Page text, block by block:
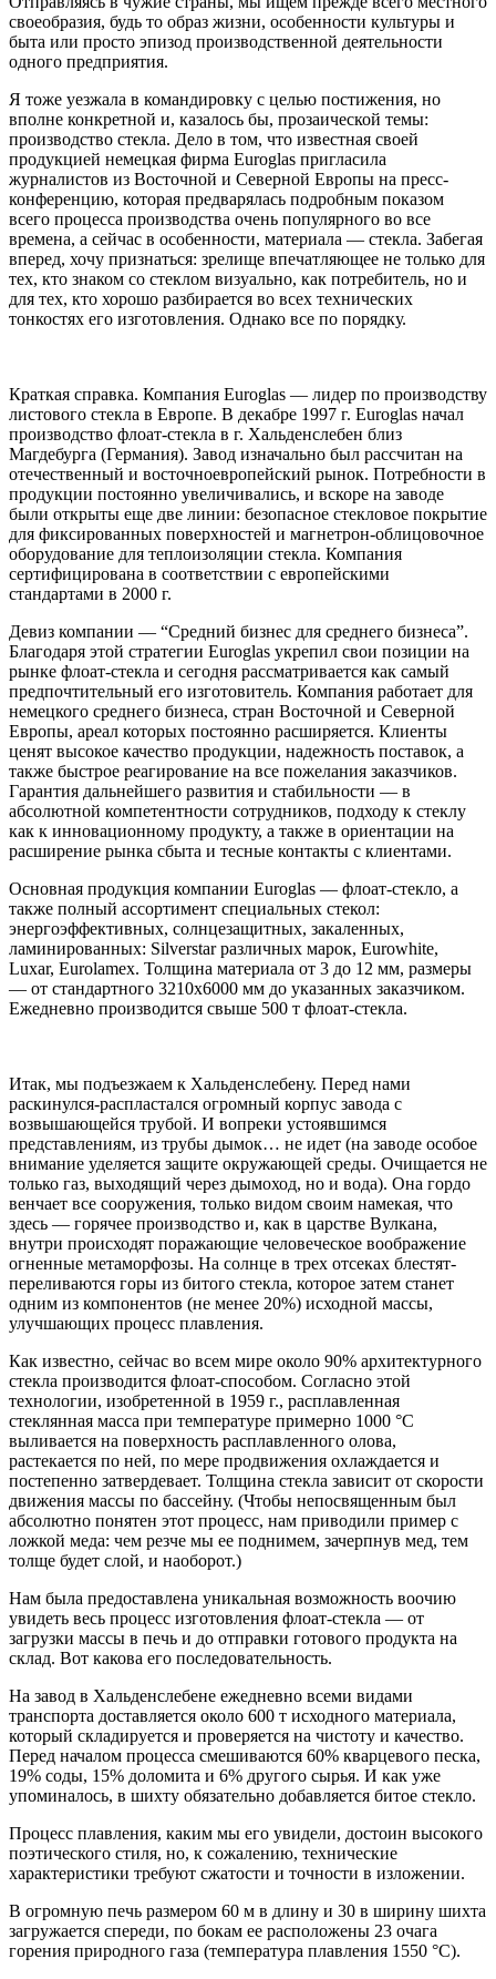
своеобразия, будь то образ жизни, особенности культуры и
быта или просто эпизод производственной деятельности
одного предприятия.
Я тоже уезжала в командировку с целью постижения, но
вполне конкретной и, казалось бы, прозаической темы:
производство стекла. Дело в том, что известная своей
продукцией немецкая фирма Euroglas пригласила
журналистов из Восточной и Северной Европы на пресс-
конференцию, которая предварялась подробным показом
всего процесса производства очень популярного во все
времена, а сейчас в особенности, материала — стекла. Забегая
вперед, хочу признаться: зрелище впечатляющее не только для
тех, кто знаком со стеклом визуально, как потребитель, но и
для тех, кто хорошо разбирается во всех технических
тонкостях его изготовления. Однако все по порядку.
Краткая справка. Компания Euroglas — лидер по производству
листового стекла в Европе. В декабре 1997 г. Euroglas начал
производство флоат-стекла в г. Хальденслебен близ
Магдебурга (Германия). Завод изначально был рассчитан на
отечественный и восточноевропейский рынок. Потребности в
продукции постоянно увеличивались, и вскоре на заводе
были открыты еще две линии: безопасное стекловое покрытие
для фиксированных поверхностей и магнетрон-облицовочное
оборудование для теплоизоляции стекла. Компания
сертифицирована в соответствии с европейскими
стандартами в 2000 г.
Девиз компании — “Средний бизнес для среднего бизнеса”.
Благодаря этой стратегии Euroglas укрепил свои позиции на
рынке флоат-стекла и сегодня рассматривается как самый
предпочтительный его изготовитель. Компания работает для
немецкого среднего бизнеса, стран Восточной и Северной
Европы, ареал которых постоянно расширяется. Клиенты
ценят высокое качество продукции, надежность поставок, а
также быстрое реагирование на все пожелания заказчиков.
Гарантия дальнейшего развития и стабильности — в
абсолютной компетентности сотрудников, подходу к стеклу
как к инновационному продукту, а также в ориентации на
расширение рынка сбыта и тесные контакты с клиентами.
Основная продукция компании Euroglas — флоат-стекло, а
также полный ассортимент специальных стекол:
энергоэффективных, солнцезащитных, закаленных,
ламинированных: Silverstar различных марок, Eurowhite,
Luxar, Eurolamex. Толщина материала от 3 до 12 мм, размеры
— от стандартного 3210х6000 мм до указанных заказчиком.
Ежедневно производится свыше 500 т флоат-стекла.
Итак, мы подъезжаем к Хальденслебену. Перед нами
раскинулся-распластался огромный корпус завода с
возвышающейся трубой. И вопреки устоявшимся
представлениям, из трубы дымок… не идет (на заводе особое
внимание уделяется защите окружающей среды. Очищается не
только газ, выходящий через дымоход, но и вода). Она гордо
венчает все сооружения, только видом своим намекая, что
здесь — горячее производство и, как в царстве Вулкана,
внутри происходят поражающие человеческое воображение
огненные метаморфозы. На солнце в трех отсеках блестят-
переливаются горы из битого стекла, которое затем станет
одним из компонентов (не менее 20%) исходной массы,
улучшающих процесс плавления.
Как известно, сейчас во всем мире около 90% архитектурного
стекла производится флоат-способом. Согласно этой
технологии, изобретенной в 1959 г., расплавленная
стеклянная масса при температуре примерно 1000 °С
выливается на поверхность расплавленного олова,
растекается по ней, по мере продвижения охлаждается и
постепенно затвердевает. Толщина стекла зависит от скорости
движения массы по бассейну. (Чтобы непосвященным был
абсолютно понятен этот процесс, нам приводили пример с
ложкой меда: чем резче мы ее поднимем, зачерпнув мед, тем
толще будет слой, и наоборот.)
Нам была предоставлена уникальная возможность воочию
увидеть весь процесс изготовления флоат-стекла — от
загрузки массы в печь и до отправки готового продукта на
склад. Вот какова его последовательность.
На завод в Хальденслебене ежедневно всеми видами
транспорта доставляется около 600 т исходного материала,
который складируется и проверяется на чистоту и качество.
Перед началом процесса смешиваются 60% кварцевого песка,
19% соды, 15% доломита и 6% другого сырья. И как уже
упоминалось, в шихту обязательно добавляется битое стекло.
Процесс плавления, каким мы его увидели, достоин высокого
поэтического стиля, но, к сожалению, технические
характеристики требуют сжатости и точности в изложении.
В огромную печь размером 60 м в длину и 30 в ширину шихта
загружается спереди, по бокам ее расположены 23 очага
горения природного газа (температура плавления 1550 °С).